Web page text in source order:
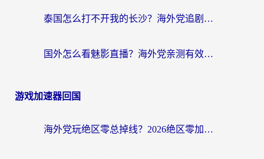
泰国怎么打不开我的长沙？海外党追剧看片的破局指南
国外怎么看魅影直播？海外党亲测有效的回国加速指南（附听歌、看央视VIP技巧）
游戏加速器回国
海外党玩绝区零总掉线？2026绝区零加速器推荐+跨平台国服游戏加速攻略